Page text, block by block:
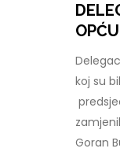
koj su
Goran